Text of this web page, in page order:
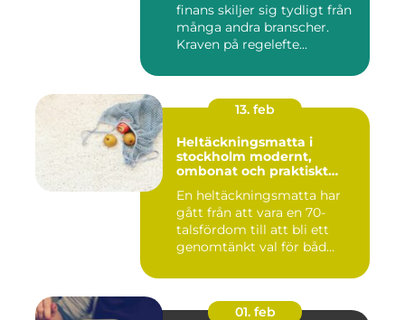
finans skiljer sig tydligt från
många andra branscher.
Kraven på regelefte...
13. feb
Heltäckningsmatta i
stockholm modernt,
ombonat och praktiskt
En heltäckningsmatta har
gått från att vara en 70-
talsfördom till att bli ett
genomtänkt val för båd...
01. feb